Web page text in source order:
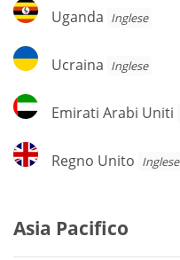
Uganda
Uganda Inglese
Ucraina
Ucraina Inglese
Emirati
Arabi
Emirati Arabi Uniti
Regno
Unito
Regno Unito Inglese
Asia Pacifico